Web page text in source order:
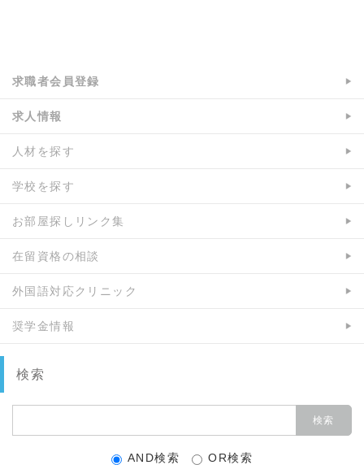
シ
ェ
ェ
ア
求職者会員登録
求人情報
人材を探す
学校を探す
お部屋探しリンク集
在留資格の相談
外国語対応クリニック
奨学金情報
検索
AND検索 OR検索